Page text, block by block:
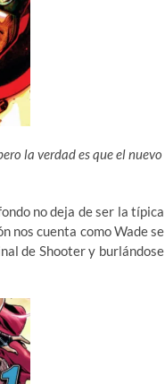
la verdad es que el nuevo
no deja de ser la típica
nos cuenta como Wade se
de Shooter y burlándose